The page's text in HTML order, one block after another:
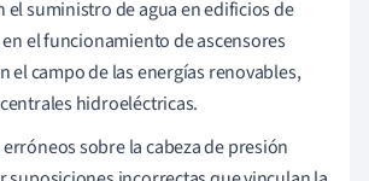
el suministro de agua en edificios de
el funcionamiento de ascensores
el campo de las energías renovables,
hidroeléctricas.
sobre la cabeza de presión